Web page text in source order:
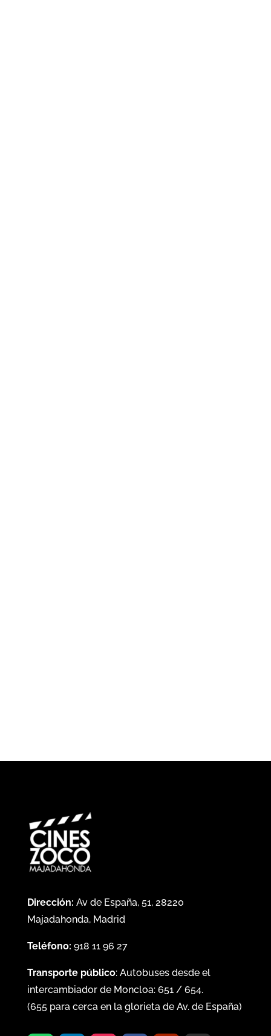
Dirección: Av de España, 51, 28220
Majadahonda, Madrid
Teléfono: 918 11 96 27
Transporte público: Autobuses desde el
intercambiador de Moncloa: 651/ 654.
(655para cerca en la glorieta de Av. de España)